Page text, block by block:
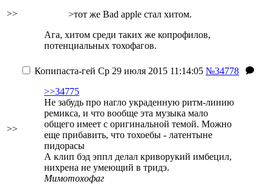
>>
>тот же Bad apple стал хитом.
Ага, хитом среди таких же копрофилов,
потенциальных тохофагов.
>>
Копипаста-гей Ср 29 июля 2015 11:14:05 №34778
>>34775
Не забудь про нагло украденную ритм-линию
ремикса, и что вообще эта музыка мало
общего имеет с оригинальной темой. Можно
еще прибавить, что тохоебы - латентыне
пидорасы
А клип бэд эппл делал криворукий имбецил,
нихрена не умеющий в тридэ.
Мимотохофаг